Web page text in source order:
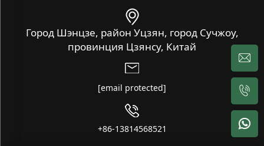
Город Шэнцзе, район Уцзян, город Сучжоу,
провинция Цзянсу, Китай
[email protected]
+86-13814568521